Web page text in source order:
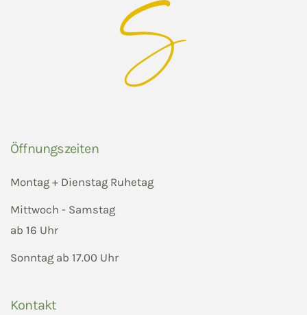
Öffnungszeiten
Montag + Dienstag Ruhetag
Mittwoch - Samstag
ab 16 Uhr
Sonntag ab 17.00 Uhr
Kontakt